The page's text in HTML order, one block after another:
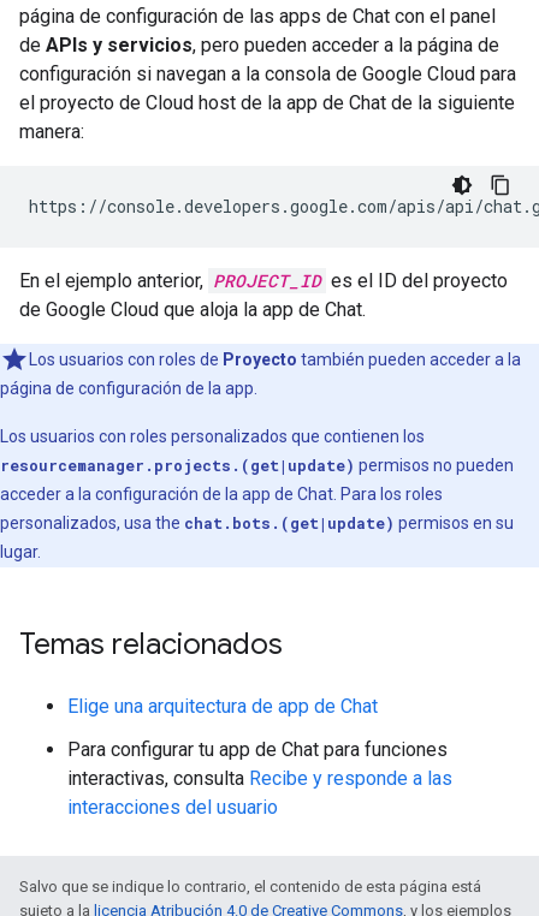
página de configuración de las apps de Chat con el panel
de APIs y servicios, pero pueden acceder a la página de
configuración si navegan a la consola de Google Cloud para
el proyecto de Cloud host de la app de Chat de la siguiente
manera:
https://console.developers.google.com/apis/api/
En el ejemplo anterior, PROJECT_ID es el ID del proyecto
de Google Cloud que aloja la app de Chat.
Los usuarios con roles de Proyecto también pueden acceder a la
página de configuración de la app.
Los usuarios con roles personalizados que contienen los
resourcemanager.projects.(get|update) permisos no pueden
acceder a la configuración de la app de Chat. Para los roles
personalizados, usa the chat.bots.(get|update) permisos en su
lugar.
Temas relacionados
Elige una arquitectura de app de Chat
Para configurar tu app de Chat para funciones
interactivas, consulta Recibe y responde a las
interacciones del usuario
Salvo que se indique lo contrario, el contenido de esta página está
sujeto a la licencia Atribución 4.0 de Creative Commons , y los ejemplos